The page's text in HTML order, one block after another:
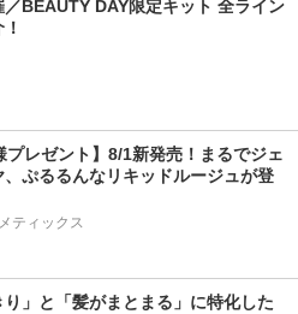
／BEAUTY DAY限定キット 全ライン
プレゼント】8/1新発売！まるでジェ
、ぷるるんなリキッドルージュが登
ティックス
り」と「髪がまとまる」に特化した